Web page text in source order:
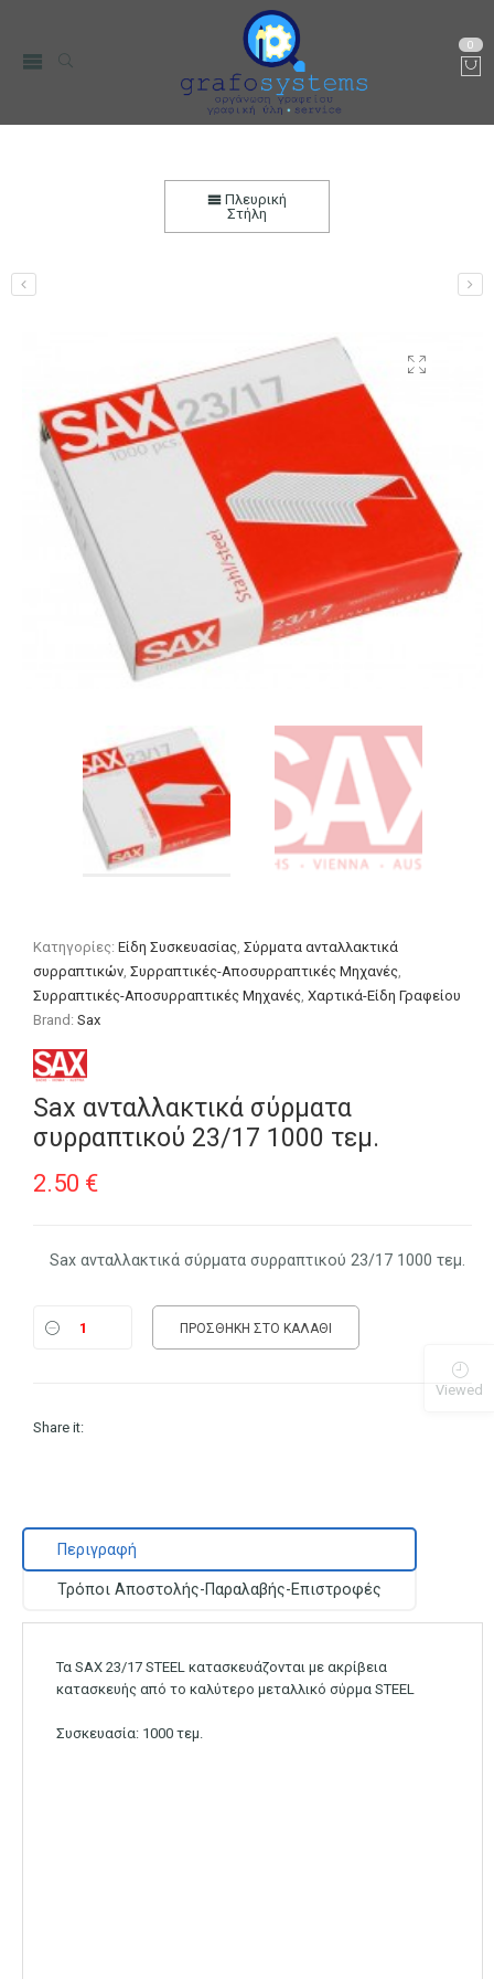
0
Χαρτικά-Είδη Γραφείου
Συρραπτικές-Αποσυρραπτικές
Συρραπτικές Μηχανές
Σύρματα ανταλλακτικά
Πλευρική
Στήλη
Κατηγορίες:Είδη Συσκευασίας,Σύρματα ανταλλακτικά
συρραπτικών,Συρραπτικές-Αποσυρραπτικές Μηχανές,
Συρραπτικές-Αποσυρραπτικές Μηχανές,Χαρτικά-Είδη Γραφείου
Brand:Sax
Sax ανταλλακτικά σύρματα
συρραπτικού 23/17 1000 τεμ.
2.50 €
Sax ανταλλακτικά σύρματα συρραπτικού 23/17 1000 τεμ.
ΠΡΟΣΘΉΚΗ ΣΤΟ ΚΑΛΆΘΙ
Share it:
Περιγραφή
Τρόποι Αποστολής-Παραλαβής-Επιστροφές
Τα SAX 23/17 STEEL κατασκευάζονται με ακρίβεια
κατασκευής από το καλύτερο μεταλλικό σύρμα STEEL
Συσκευασία: 1000 τεμ.
Viewed